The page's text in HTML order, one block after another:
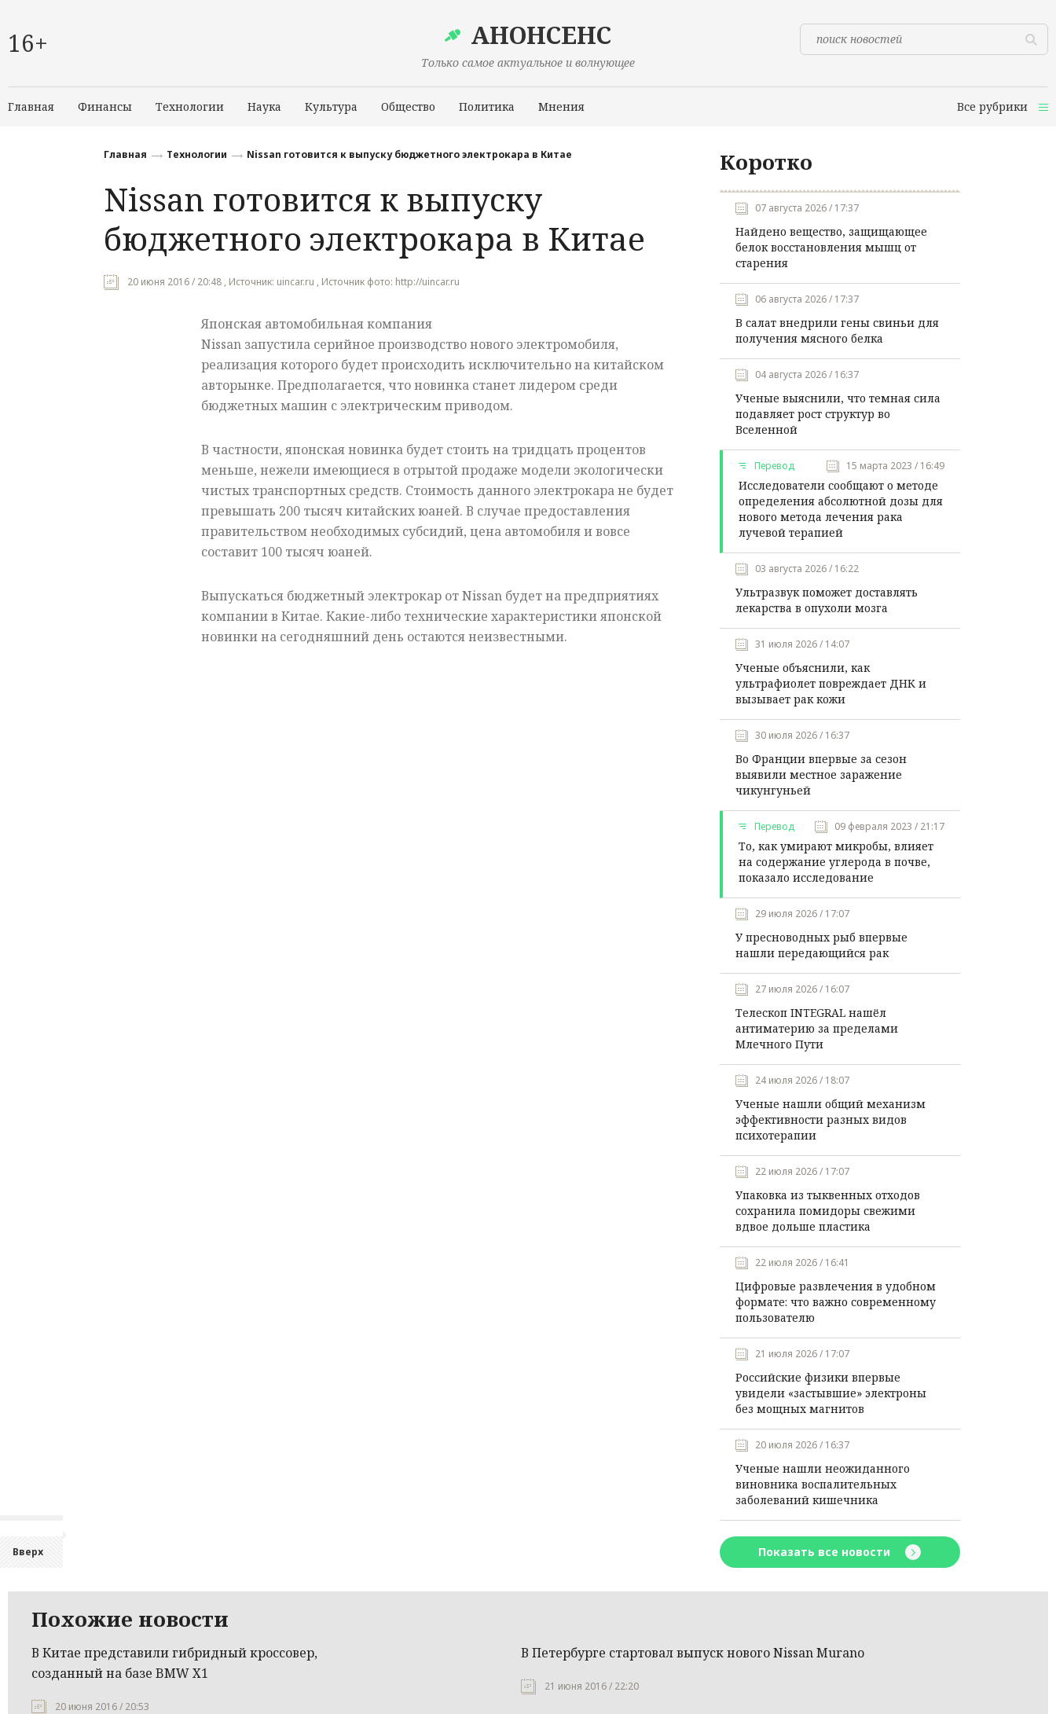
16+ АНОНСЕНС
Только самое актуальное и волнующее
Главная Финансы Технологии Наука Культура Общество Политика Мнения Все рубрики
Происшествия
Вверх
Главная Технологии Nissan готовится к выпуску бюджетного электрокара в Китае
Nissan готовится к выпуску
бюджетного электрокара в Китае
20 июня 2016 / 20:48 , Источник: uincar.ru , Источник фото: http://uincar.ru
Японская автомобильная компания
Nissan запустила серийное производство нового электромобиля,
реализация которого будет происходить исключительно на китайском
авторынке. Предполагается, что новинка станет лидером среди
бюджетных машин с электрическим приводом.
В частности, японская новинка будет стоить на тридцать процентов
меньше, нежели имеющиеся в отрытой продаже модели экологически
чистых транспортных средств. Стоимость данного электрокара не будет
превышать 200 тысяч китайских юаней. В случае предоставления
правительством необходимых субсидий, цена автомобиля и вовсе
составит 100 тысяч юаней.
Выпускаться бюджетный электрокар от Nissan будет на предприятиях
компании в Китае. Какие-либо технические характеристики японской
новинки на сегодняшний день остаются неизвестными.
Коротко
07 августа 2026 / 17:37
Найдено вещество, защищающее
белок восстановления мышц от
старения
06 августа 2026 / 17:37
В салат внедрили гены свиньи для
получения мясного белка
04 августа 2026 / 16:37
Ученые выяснили, что темная сила
подавляет рост структур во
Вселенной
Перевод 15 марта 2023 / 16:49
Исследователи сообщают о методе
определения абсолютной дозы для
нового метода лечения рака
лучевой терапией
03 августа 2026 / 16:22
Ультразвук поможет доставлять
лекарства в опухоли мозга
31 июля 2026 / 14:07
Ученые объяснили, как
ультрафиолет повреждает ДНК и
вызывает рак кожи
30 июля 2026 / 16:37
Во Франции впервые за сезон
выявили местное заражение
чикунгуньей
Перевод 09 февраля 2023 / 21:17
То, как умирают микробы, влияет
на содержание углерода в почве,
показало исследование
29 июля 2026 / 17:07
У пресноводных рыб впервые
нашли передающийся рак
27 июля 2026 / 16:07
Телескоп INTEGRAL нашёл
антиматерию за пределами
Млечного Пути
24 июля 2026 / 18:07
Ученые нашли общий механизм
эффективности разных видов
психотерапии
22 июля 2026 / 17:07
Упаковка из тыквенных отходов
сохранила помидоры свежими
вдвое дольше пластика
22 июля 2026 / 16:41
Цифровые развлечения в удобном
формате: что важно современному
пользователю
21 июля 2026 / 17:07
Российские физики впервые
увидели «застывшие» электроны
без мощных магнитов
20 июля 2026 / 16:37
Ученые нашли неожиданного
виновника воспалительных
заболеваний кишечника
Показать все новости
Похожие новости
В Китае представили гибридный кроссовер,
созданный на базе BMW X1
20 июня 2016 / 20:53
В Петербурге стартовал выпуск нового Nissan Murano
21 июня 2016 / 22:20